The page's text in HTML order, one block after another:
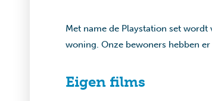
Met name de Playstation set
woning. Onze bewoners hebben
Eigen films